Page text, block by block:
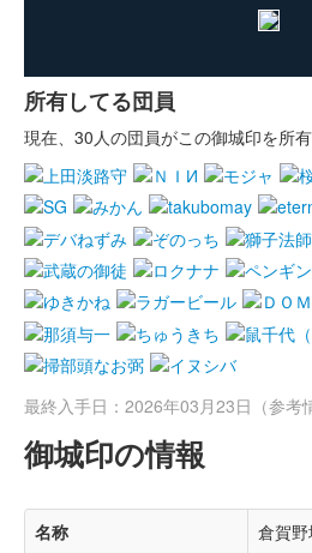
所有してる団員
現在、30人の団員がこの御城印を所有
最終入手日：2026年03月23日（参考
御城印の情報
名称
倉賀